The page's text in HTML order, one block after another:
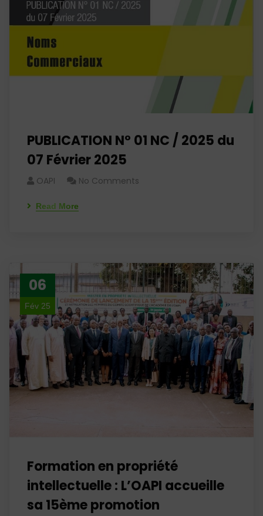
PUBLICATION N° 01 NC / 2025 du
07 Février 2025
OAPI No Comments
Read More
06
Fév 25
Formation en propriété
intellectuelle : L’OAPI accueille
sa 15ème promotion